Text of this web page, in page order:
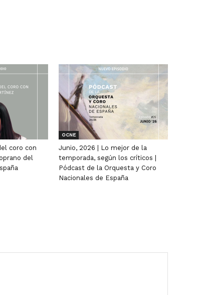
coro con
del
OCNE
Junio, 2026 | Lo mejor de la
temporada, según los críticos |
Pódcast de la Orquesta y Coro
Nacionales de España